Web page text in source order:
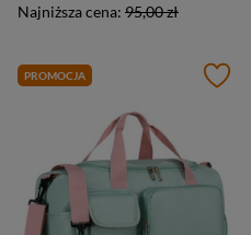
Najniższa cena: 95,00 zł
PROMOCJA